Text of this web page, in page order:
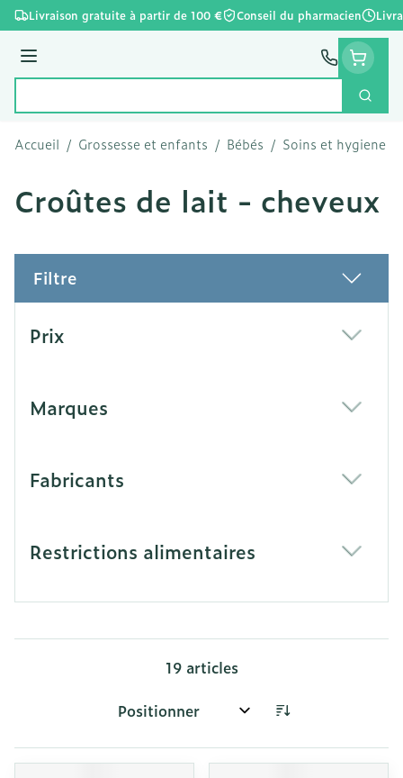
Aller au contenu
Livraison gratuite à partir de 100 € Conseil du pharmacien
Menu
Accueil / Grossesse et enfants / Bébés / Soins et hygiene
Croûtes de lait - cheveux
Filtre
Prix
Marques
Fabricants
Restrictions alimentaires
19articles
Trier par: